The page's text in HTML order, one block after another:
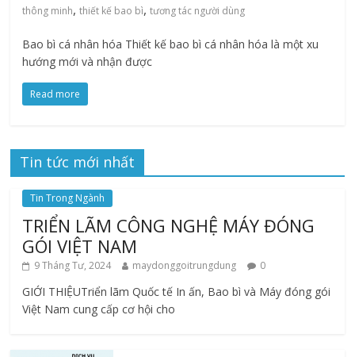
thông minh,thiết kế bao bì,tương tác người dùng
Bao bì cá nhân hóa Thiết kế bao bì cá nhân hóa là một xu
hướng mới và nhận được
Read more
Tin tức mới nhất
Tin Trong Ngành
TRIỂN LÃM CÔNG NGHỆ MÁY ĐÓNG
GÓI VIỆT NAM
9 Tháng Tư, 2024 maydonggoitrungdung 0
GIỚI THIỆUTriển lãm Quốc tế In ấn, Bao bì và Máy đóng gói
Việt Nam cung cấp cơ hội cho